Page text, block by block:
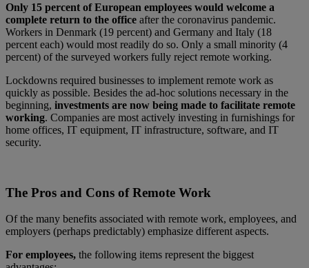
Only 15 percent of European employees would welcome a
complete return to the office after the coronavirus pandemic.
Workers in Denmark (19 percent) and Germany and Italy (18
percent each) would most readily do so. Only a small minority (4
percent) of the surveyed workers fully reject remote working.
Lockdowns required businesses to implement remote work as
quickly as possible. Besides the ad-hoc solutions necessary in the
beginning, investments are now being made to facilitate remote
working. Companies are most actively investing in furnishings for
home offices, IT equipment, IT infrastructure, software, and IT
security.
The Pros and Cons of Remote Work
Of the many benefits associated with remote work, employees, and
employers (perhaps predictably) emphasize different aspects.
For employees, the following items represent the biggest